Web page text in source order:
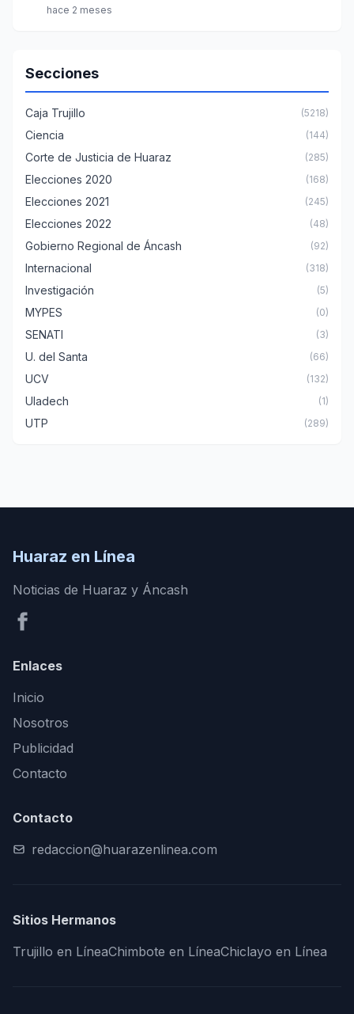
hace 2 meses
Secciones
Caja Trujillo (5218)
Ciencia (144)
Corte de Justicia de Huaraz (285)
Elecciones 2020 (168)
Elecciones 2021 (245)
Elecciones 2022 (48)
Gobierno Regional de Áncash (92)
Internacional (318)
Investigación (5)
MYPES (0)
SENATI (3)
U. del Santa (66)
UCV (132)
Uladech (1)
UTP (289)
Huaraz en Línea
Noticias de Huaraz y Áncash
Enlaces
Inicio
Nosotros
Publicidad
Contacto
Contacto
redaccion@huarazenlinea.com
Sitios Hermanos
Trujillo en LíneaChimbote en LíneaChiclayo en Línea